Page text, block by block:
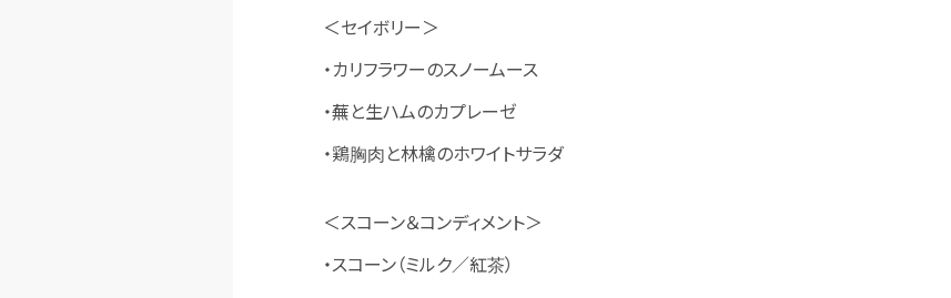
＜セイボリー＞
・カリフラワーのスノームース
・蕪と生ハムのカプレーゼ
・鶏胸肉と林檎のホワイトサラダ
＜スコーン＆コンディメント＞
・スコーン（ミルク／紅茶）